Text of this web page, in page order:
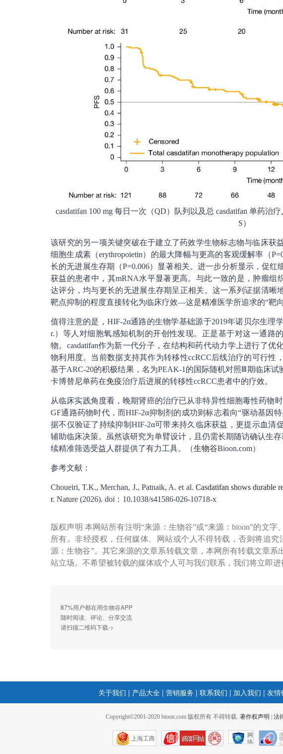
casdatifan 100 mg 每日一次（QD）队列以及总 casdatifan 单药治
S）
该研究的另一项关键突破在于建立了药效学生物标志物与临床获
细胞生成素（erythropoietin）的最大降幅与更高的客观缓解率（
长的无进展生存期（P=0.006）显著相关。进一步分析显示，促红
获益的患者中，其mRNA水平显著更高。与此一致的是，肿瘤组
达评分，均与更长的无进展生存期呈正相关。这一系列证据清晰
靶点抑制的程度直接转化为临床疗效—这是精准医学所追求的“靶
值得注意的是，HIF-2α通路的生物学基础源于2019年诺贝尔生理
r.）等人对细胞氧感知机制的开创性发现。正是基于对这一通路
物。casdatifan作为新一代分子，在结构和药代动力学上进行了
物利用度。当前数据支持其作为转移性ccRCC后线治疗的可行性
基于ARC-20的积极结果，名为PEAK-1的国际随机对照Ⅲ期临床试
卡博替尼单药在免疫治疗后进展的转移性ccRCC患者中的疗效。
从临床实践角度看，晚期肾癌的治疗已从非特异性细胞毒性药物
GF通路药物时代，而HIF-2α抑制剂的成功则标志着向“驱动基因
据不仅验证了持续抑制HIF-2α可带来持久临床获益，更提示血清
辅助临床决策。虽然该研究为单臂设计，且仍需长期随访确认生
续精准筛选受益人群提供了有力工具。（生物谷Bioon.com）
参考文献：
Choueiri, T.K., Merchan, J., Patnaik, A. et al. Casdatifan shows durable
r. Nature (2026). doi：10.1038/s41586-026-10718-x
版权声明 本网站所有注明“来源：生物谷”或“来源：bioon”的文
所有。非经授权，任何媒体、网站或个人不得转载，否则将追
源：生物谷”。其它来源的文章系转载文章，本网所有转载文章
站立场。不希望被转载的媒体或个人可与我们联系，我们将立即进
87%用户都在用生物谷APP
随时阅读、评论、分享交流
请扫描二维码下载->
关于我们 | 产品大全 | 营销服务 | 联系我们 | 加入我们 | 友情
Copyright©2001-2020 bioon.com 版权所有 不得转载. 著作权声明 | 法
上海工商
网
络